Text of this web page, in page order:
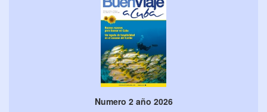
Numero 2 año 2026